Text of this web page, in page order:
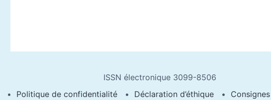
ISSN électronique 3099-8506
Politique de confidentialité Déclaration d’éthique